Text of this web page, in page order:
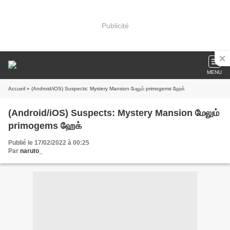
Publicité
MENU
Accueil » (Android/iOS) Suspects: Mystery Mansion மேலும் primogems ஹேக்
(Android/iOS) Suspects: Mystery Mansion மேலும்
primogems ஹேக்
Publié le 17/02/2022 à 00:25
Par naruto_